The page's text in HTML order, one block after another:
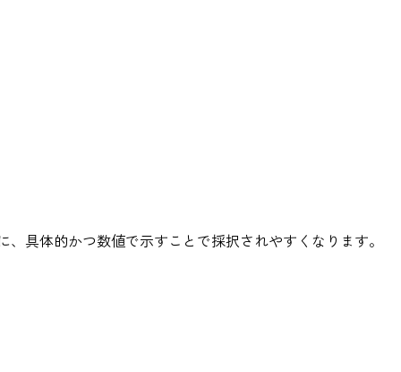
具体的かつ数値で示すことで採択されやすくなります。